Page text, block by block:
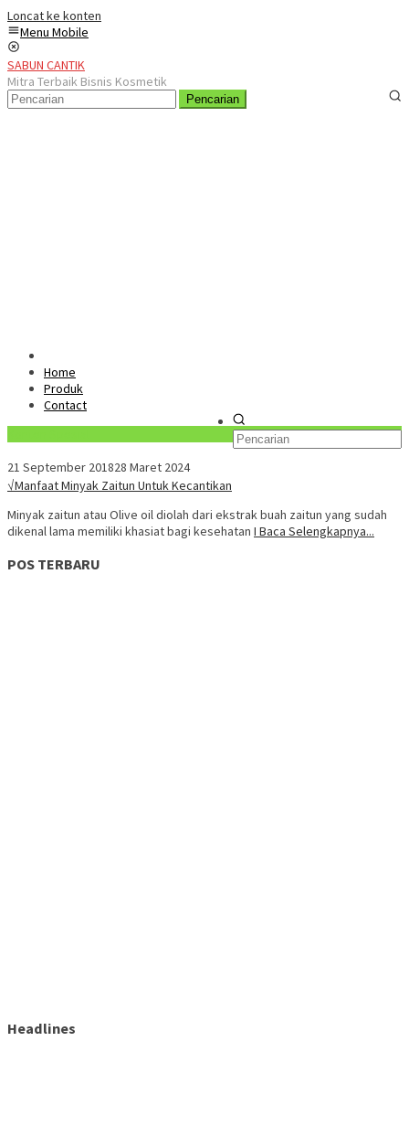
Loncat ke konten
Menu Mobile
SABUN CANTIK
Mitra Terbaik Bisnis Kosmetik
Pencarian
Home
Produk
Contact
21 September 201828 Maret 2024
√Manfaat Minyak Zaitun Untuk Kecantikan
Minyak zaitun atau Olive oil diolah dari ekstrak buah zaitun yang sudah
dikenal lama memiliki khasiat bagi kesehatan I Baca Selengkapnya...
POS TERBARU
Headlines